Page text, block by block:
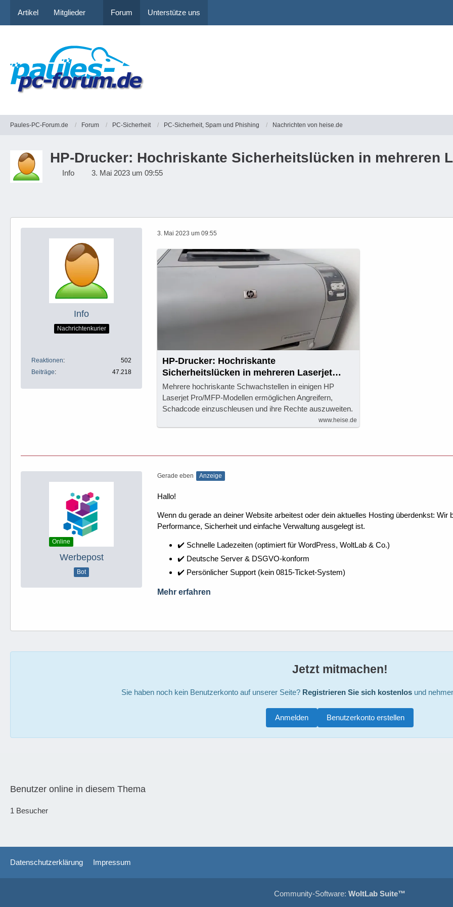
Artikel Mitglieder Forum Unterstütze uns
Paules-PC-Forum.de Forum PC-Sicherheit PC-Sicherheit, Spam und Phishing Nachrichten von heise.de
HP-Drucker: Hochriskante Sicherheitslücken in mehreren
Info 3. Mai 2023 um 09:55
Info
Nachrichtenkurier
Reaktionen
502
Beiträge
47.218
3. Mai 2023 um 09:55
HP-Drucker: Hochriskante
Sicherheitslücken in mehreren Laserjet
Pro/MFPs
Mehrere hochriskante Schwachstellen in einigen HP
Laserjet Pro/MFP-Modellen ermöglichen Angreifern,
Schadcode einzuschleusen und ihre Rechte auszuweiten.
www.heise.de
Online
Werbepost
Bot
Gerade eben Anzeige
Hallo!
Wenn du gerade an deiner Website arbeitest oder dein aktuelles Hosting überdenkst:
Performance, Sicherheit und einfache Verwaltung ausgelegt ist.
✔️ Schnelle Ladezeiten (optimiert für WordPress, WoltLab & Co.)
✔️ Deutsche Server & DSGVO-konform
✔️ Persönlicher Support (kein 0815-Ticket-System)
Mehr erfahren
Jetzt mitmachen!
Sie haben noch kein Benutzerkonto auf unserer Seite? Registrieren Sie sich kostenlosund
Benutzerkonto erstellen
Anmelden
Benutzer online in diesem Thema
1 Besucher
Datenschutzerklärung Impressum
Community-Software: WoltLab Suite™